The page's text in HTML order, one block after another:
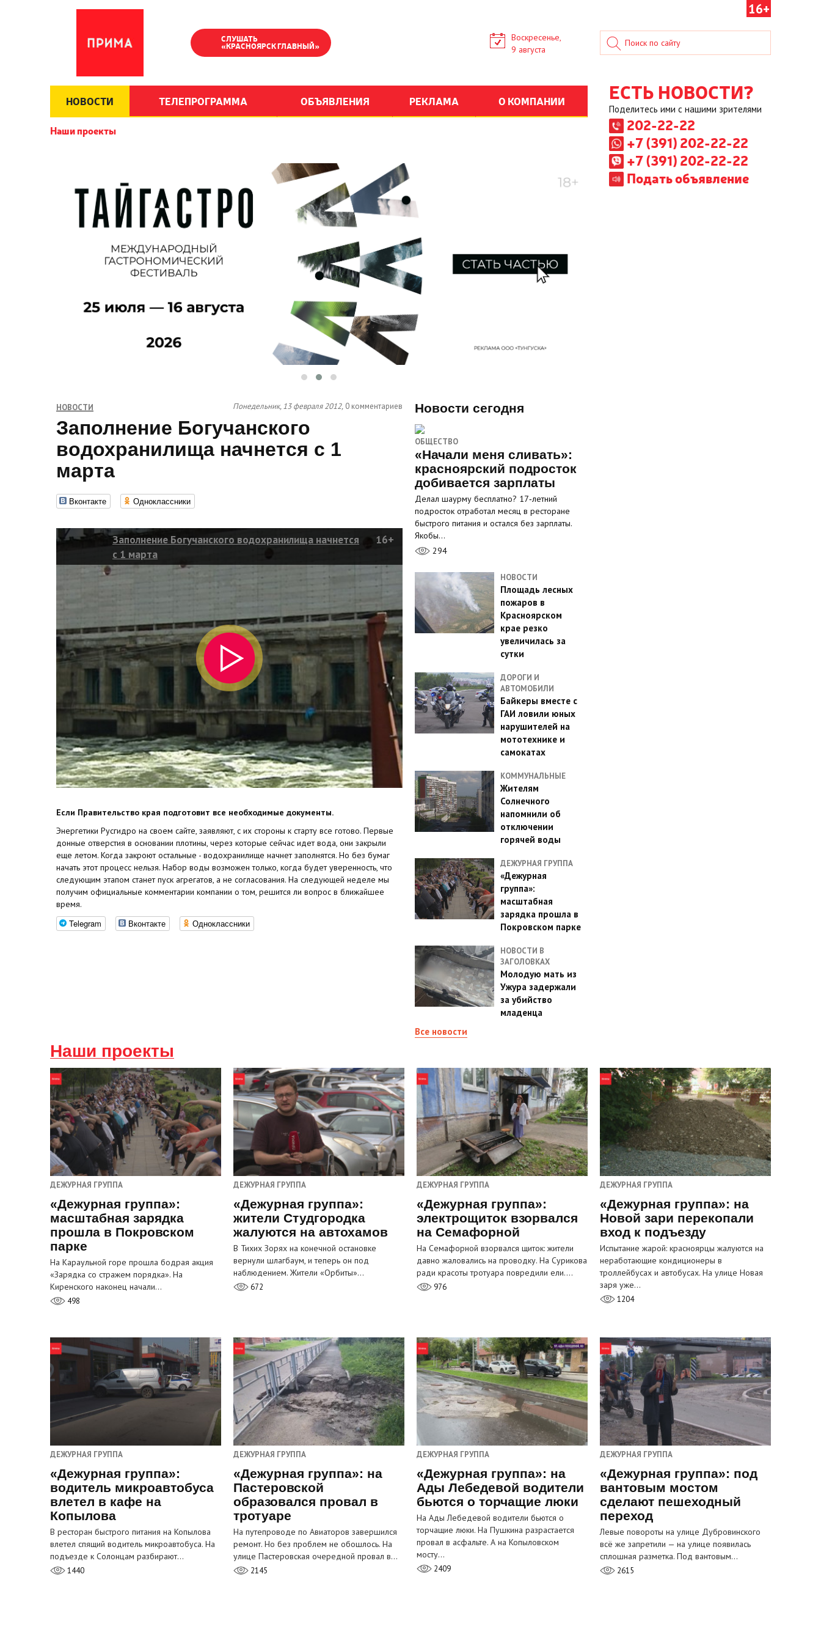
16+
СЛУШАТЬ
«КРАСНОЯРСК ГЛАВНЫЙ»
Воскресенье,
9 августа
НОВОСТИ ТЕЛЕПРОГРАММА ОБЪЯВЛЕНИЯ РЕКЛАМА О КОМПАНИИ
Наши проекты
ЕСТЬ НОВОСТИ?
Поделитесь ими с нашими зрителями
202-22-22
+7 (391) 202-22-22
+7 (391) 202-22-22
Подать объявление
НОВОСТИ Понедельник, 13 февраля 2012, 0 комментариев
Заполнение Богучанского
водохранилища начнется с 1
марта
Вконтакте Одноклассники
Заполнение Богучанского водохранилища начнется
с 1 марта
16+
Если Правительство края подготовит все необходимые документы.
Энергетики Русгидро на своем сайте, заявляют, с их стороны к старту все готово. Первые
донные отверстия в основании плотины, через которые сейчас идет вода, они закрыли
еще летом. Когда закроют остальные - водохранилище начнет заполнятся. Но без бумаг
начать этот процесс нельзя. Набор воды возможен только, когда будет уверенность, что
следующим этапом станет пуск агрегатов, а не согласования. На следующей неделе мы
получим официальные комментарии компании о том, решится ли вопрос в ближайшее
время.
Telegram Вконтакте Одноклассники
Новости сегодня
ОБЩЕСТВО
«Начали меня сливать»:
красноярский подросток
добивается зарплаты
Делал шаурму бесплатно? 17‑летний
подросток отработал месяц в ресторане
быстрого питания и остался без зарплаты.
Якобы…
294
НОВОСТИ
Площадь лесных
пожаров в
Красноярском
крае резко
увеличилась за
сутки
ДОРОГИ И
АВТОМОБИЛИ
Байкеры вместе с
ГАИ ловили юных
нарушителей на
мототехнике и
самокатах
КОММУНАЛЬНЫЕ
Жителям
Солнечного
напомнили об
отключении
горячей воды
ДЕЖУРНАЯ ГРУППА
«Дежурная
группа»:
масштабная
зарядка прошла в
Покровском парке
НОВОСТИ В
ЗАГОЛОВКАХ
Молодую мать из
Ужура задержали
за убийство
младенца
Все новости
Наши проекты
ДЕЖУРНАЯ ГРУППА
«Дежурная группа»:
масштабная зарядка
прошла в Покровском
парке
На Караульной горе прошла бодрая акция
«Зарядка со стражем порядка». На
Киренского наконец начали…
498
ДЕЖУРНАЯ ГРУППА
«Дежурная группа»:
жители Студгородка
жалуются на автохамов
В Тихих Зорях на конечной остановке
вернули шлагбаум, и теперь он под
наблюдением. Жители «Орбиты»…
672
ДЕЖУРНАЯ ГРУППА
«Дежурная группа»:
электрощиток взорвался
на Семафорной
На Семафорной взорвался щиток: жители
давно жаловались на проводку. На Сурикова
ради красоты тротуара повредили ели.…
976
ДЕЖУРНАЯ ГРУППА
«Дежурная группа»: на
Новой зари перекопали
вход к подъезду
Испытание жарой: красноярцы жалуются на
неработающие кондиционеры в
троллейбусах и автобусах. На улице Новая
заря уже…
1204
ДЕЖУРНАЯ ГРУППА
«Дежурная группа»:
водитель микроавтобуса
влетел в кафе на
Копылова
В ресторан быстрого питания на Копылова
влетел спящий водитель микроавтобуса. На
подъезде к Солонцам разбирают…
1440
ДЕЖУРНАЯ ГРУППА
«Дежурная группа»: на
Пастеровской
образовался провал в
тротуаре
На путепроводе по Авиаторов завершился
ремонт. Но без проблем не обошлось. На
улице Пастеровская очередной провал в…
2145
ДЕЖУРНАЯ ГРУППА
«Дежурная группа»: на
Ады Лебедевой водители
бьются о торчащие люки
На Ады Лебедевой водители бьются о
торчащие люки. На Пушкина разрастается
провал в асфальте. А на Копыловском
мосту…
2409
ДЕЖУРНАЯ ГРУППА
«Дежурная группа»: под
вантовым мостом
сделают пешеходный
переход
Левые повороты на улице Дубровинского
всё же запретили — на улице появилась
сплошная разметка. Под вантовым…
2615